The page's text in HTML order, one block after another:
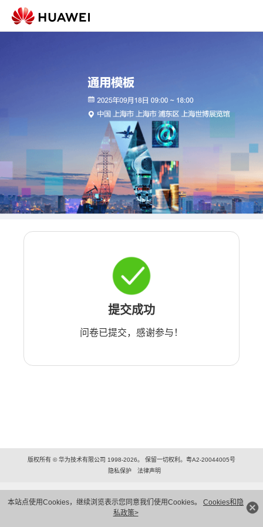
本站点使用Cookies，继续浏览表示您同意我们使用Cookies。 Cookies和隐
私政策>
提交成功
问卷已提交，感谢参与！
版权所有 © 华为技术有限公司 1998-2026。 保留一切权利。粤A2-20044005号
隐私保护
法律声明